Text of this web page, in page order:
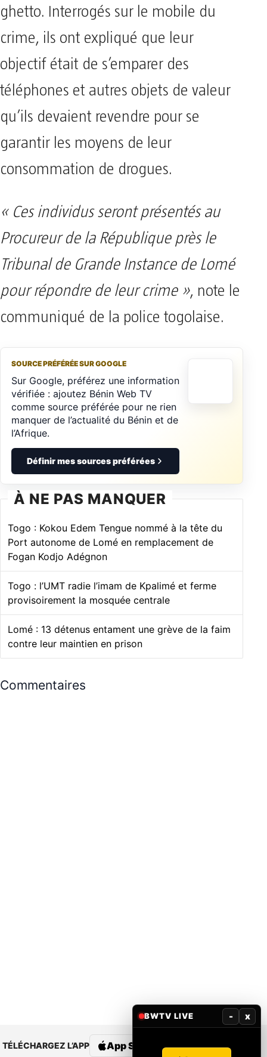
ghetto. Interrogés sur le mobile du
crime, ils ont expliqué que leur
objectif était de s’emparer des
téléphones et autres objets de valeur
qu’ils devaient revendre pour se
garantir les moyens de leur
consommation de drogues.
« Ces individus seront présentés au
Procureur de la République près le
Tribunal de Grande Instance de Lomé
pour répondre de leur crime », note le
communiqué de la police togolaise.
SOURCE PRÉFÉRÉE SUR GOOGLE
Sur Google, préférez une information
vérifiée : ajoutez Bénin Web TV
comme source préférée pour ne rien
manquer de l’actualité du Bénin et de
l’Afrique.
Définir mes sources préférées
À NE PAS MANQUER
Togo : Kokou Edem Tengue nommé à la tête du
Port autonome de Lomé en remplacement de
Fogan Kodjo Adégnon
Togo : l’UMT radie l’imam de Kpalimé et ferme
provisoirement la mosquée centrale
Lomé : 13 détenus entament une grève de la faim
contre leur maintien en prison
Commentaires
TÉLÉCHARGEZ L’APP App Store Google Play
BWTV LIVE - x